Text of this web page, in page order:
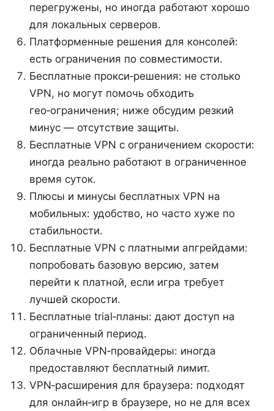
перегружены, но иногда работают хорошо
для локальных серверов.
Платформенные решения для консолей:
есть ограничения по совместимости.
Бесплатные прокси‑решения: не столько
VPN, но могут помочь обходить
гео‑ограничения; ниже обсудим резкий
минус — отсутствие защиты.
Бесплатные VPN с ограничением скорости:
иногда реально работают в ограниченное
время суток.
Плюсы и минусы бесплатных VPN на
мобильных: удобство, но часто хуже по
стабильности.
Бесплатные VPN с платными апгрейдами:
попробовать базовую версию, затем
перейти к платной, если игра требует
лучшей скорости.
Бесплатные trial‑планы: дают доступ на
ограниченный период.
Облачные VPN‑провайдеры: иногда
предоставляют бесплатный лимит.
VPN‑расширения для браузера: подходят
для онлайн‑игр в браузере, но не для всех